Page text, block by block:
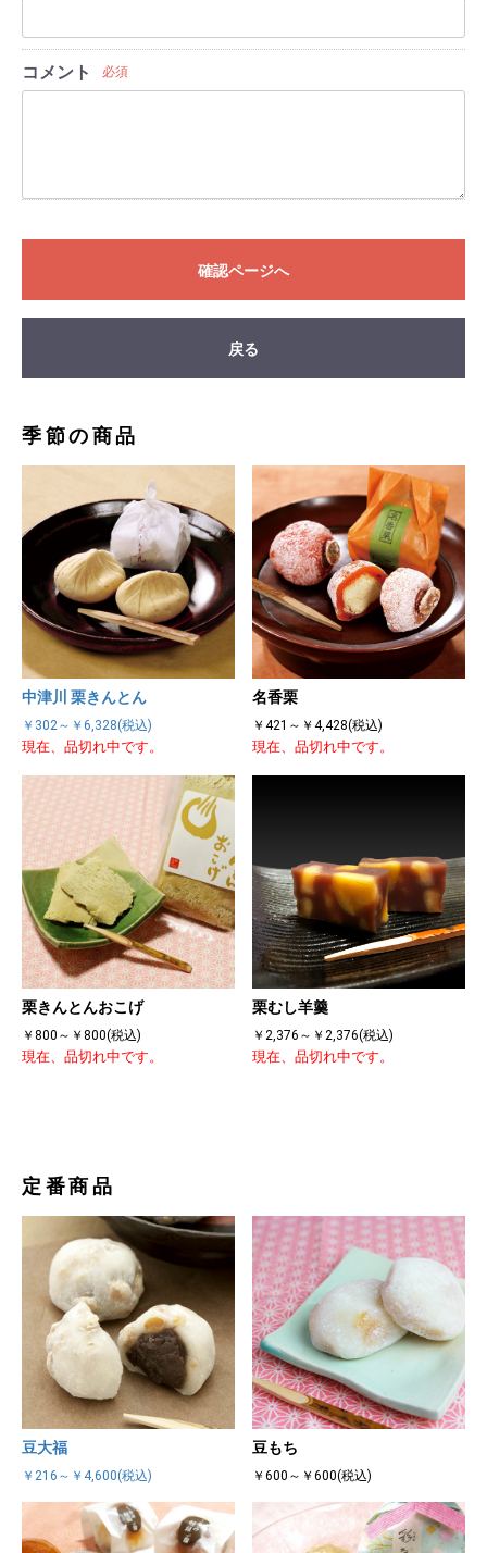
コメント 必須
確認ページへ
戻る
季節の商品
中津川 栗きんとん
￥302～￥6,328(税込)
現在、品切れ中です。
名香栗
￥421～￥4,428(税込)
現在、品切れ中です。
栗きんとんおこげ
￥800～￥800(税込)
現在、品切れ中です。
栗むし羊羹
￥2,376～￥2,376(税込)
現在、品切れ中です。
定番商品
豆大福
￥216～￥4,600(税込)
豆もち
￥600～￥600(税込)